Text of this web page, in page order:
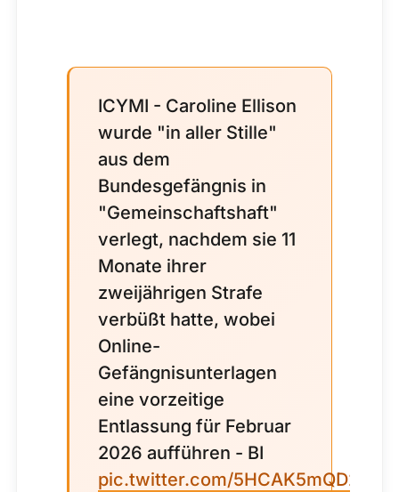
ICYMI - Caroline Ellison
wurde "in aller Stille"
aus dem
Bundesgefängnis in
"Gemeinschaftshaft"
verlegt, nachdem sie 11
Monate ihrer
zweijährigen Strafe
verbüßt hatte, wobei
Online-
Gefängnisunterlagen
eine vorzeitige
Entlassung für Februar
2026 aufführen - BI
pic.twitter.com/5HCAK5mQD2